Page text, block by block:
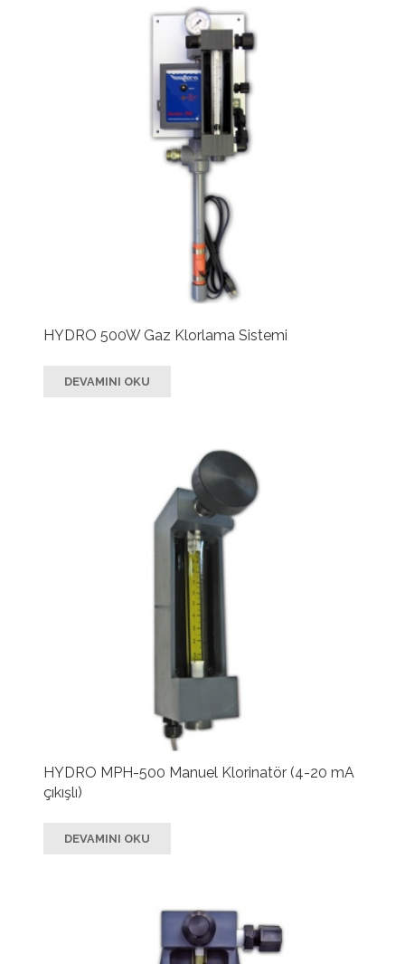
HYDRO 500W Gaz Klorlama Sistemi
DEVAMINI OKU
HYDRO MPH-500 Manuel Klorinatör (4-20 mA
çıkışlı)
DEVAMINI OKU